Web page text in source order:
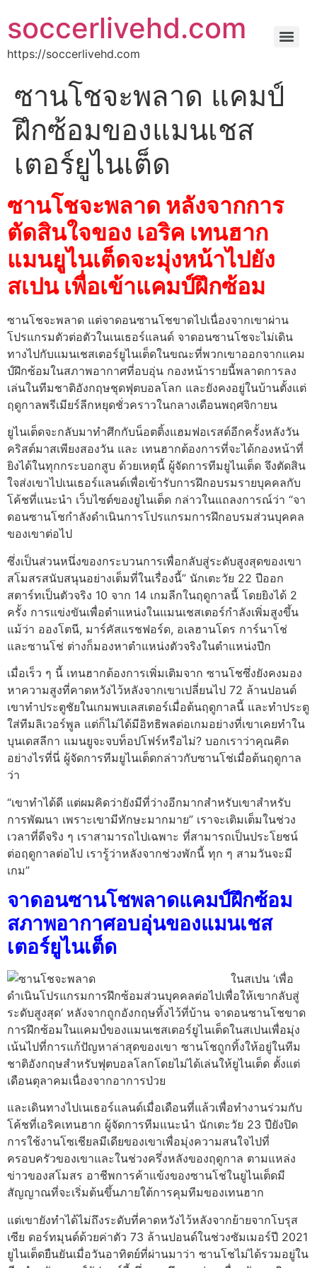
soccerlivehd.com
https://soccerlivehd.com
ซานโชจะพลาด แคมป์
ฝึกซ้อมของแมนเชส
เตอร์ยูไนเต็ด
ซานโชจะพลาด หลังจากการ
ตัดสินใจของ เอริค เทนฮาก
แมนยูไนเต็ดจะมุ่งหน้าไปยัง
สเปน เพื่อเข้าแคมป์ฝึกซ้อม
ซานโชจะพลาด แต่จาดอนซานโชขาดไปเนื่องจากเขาผ่าน
โปรแกรมตัวต่อตัวในเนเธอร์แลนด์ จาดอนซานโชจะไม่เดิน
ทางไปกับแมนเชสเตอร์ยูไนเต็ดในขณะที่พวกเขาออกจากแคม
ป์ฝึกซ้อมในสภาพอากาศที่อบอุ่น กองหน้ารายนี้พลาดการลง
เล่นในทีมชาติอังกฤษชุดฟุตบอลโลก และยังคงอยู่ในบ้านตั้งแต่
ฤดูกาลพรีเมียร์ลีกหยุดชั่วคราวในกลางเดือนพฤศจิกายน
ยูไนเต็ดจะกลับมาทำศึกกับน็อตติ้งแฮมฟอเรสต์อีกครั้งหลังวัน
คริสต์มาสเพียงสองวัน และ เทนฮากต้องการที่จะได้กองหน้าที่
ยิงได้ในทุกกระบอกสูบ ด้วยเหตุนี้ ผู้จัดการทีมยูไนเต็ด จึงตัดสิน
ใจส่งเขาไปเนเธอร์แลนด์เพื่อเข้ารับการฝึกอบรมรายบุคคลกับ
โค้ชที่แนะนำ เว็บไซต์ของยูไนเต็ด กล่าวในแถลงการณ์ว่า “จา
ดอนซานโชกำลังดำเนินการโปรแกรมการฝึกอบรมส่วนบุคคล
ของเขาต่อไป
ซึ่งเป็นส่วนหนึ่งของกระบวนการเพื่อกลับสู่ระดับสูงสุดของเขา
สโมสรสนับสนุนอย่างเต็มที่ในเรื่องนี้” นักเตะวัย 22 ปีออก
สตาร์ทเป็นตัวจริง 10 จาก 14 เกมลีกในฤดูกาลนี้ โดยยิงได้ 2
ครั้ง การแข่งขันเพื่อตำแหน่งในแมนเชสเตอร์กำลังเพิ่มสูงขึ้น
แม้ว่า อองโตนี, มาร์คัสแรชฟอร์ด, อเลฮานโดร การ์นาโช่
และซานโช่ ต่างก็มองหาตำแหน่งตัวจริงในตำแหน่งปีก
เมื่อเร็ว ๆ นี้ เทนฮากต้องการเพิ่มเติมจาก ซานโชซึ่งยังคงมอง
หาความสูงที่คาดหวังไว้หลังจากเขาเปลี่ยนไป 72 ล้านปอนด์
เขาทำประตูชัยในเกมพบเลสเตอร์เมื่อต้นฤดูกาลนี้ และทำประตู
ใส่ทีมลิเวอร์พูล แต่ก็ไม่ได้มีอิทธิพลต่อเกมอย่างที่เขาเคยทำใน
บุนเดสลีกา แมนยูจะจบท็อปโฟร์หรือไม่? บอกเราว่าคุณคิด
อย่างไรที่นี่ ผู้จัดการทีมยูไนเต็ดกล่าวกับซานโช่เมื่อต้นฤดูกาล
ว่า
“เขาทำได้ดี แต่ผมคิดว่ายังมีที่ว่างอีกมากสำหรับเขาสำหรับ
การพัฒนา เพราะเขามีทักษะมากมาย” เราจะเติมเต็มในช่วง
เวลาที่ดีจริง ๆ เราสามารถไปเฉพาะ ที่สามารถเป็นประโยชน์
ต่อฤดูกาลต่อไป เรารู้ว่าหลังจากช่วงพักนี้ ทุก ๆ สามวันจะมี
เกม”
จาดอนซานโชพลาดแคมป์ฝึกซ้อม
สภาพอากาศอบอุ่นของแมนเชส
เตอร์ยูไนเต็ด
ในสเปน ‘เพื่อ
ดำเนินโปรแกรมการฝึกซ้อมส่วนบุคคลต่อไปเพื่อให้เขากลับสู่
ระดับสูงสุด’ หลังจากถูกอังกฤษทิ้งไว้ที่บ้าน จาดอนซานโชขาด
การฝึกซ้อมในแคมป์ของแมนเชสเตอร์ยูไนเต็ดในสเปนเพื่อมุ่ง
เน้นไปที่การแก้ปัญหาล่าสุดของเขา ซานโชถูกทิ้งให้อยู่ในทีม
ชาติอังกฤษสำหรับฟุตบอลโลกโดยไม่ได้เล่นให้ยูไนเต็ด ตั้งแต่
เดือนตุลาคมเนื่องจากอาการป่วย
และเดินทางไปเนเธอร์แลนด์เมื่อเดือนที่แล้วเพื่อทำงานร่วมกับ
โค้ชที่เอริคเทนฮาก ผู้จัดการทีมแนะนำ นักเตะวัย 23 ปียังปิด
การใช้งานโซเชียลมีเดียของเขาเพื่อมุ่งความสนใจไปที่
ครอบครัวของเขาและในช่วงครึ่งหลังของฤดูกาล ตามแหล่ง
ข่าวของสโมสร อาชีพการค้าแข้งของซานโช่ในยูไนเต็ดมี
สัญญาณที่จะเริ่มต้นขึ้นภายใต้การคุมทีมของเทนฮาก
แต่เขายังทำได้ไม่ถึงระดับที่คาดหวังไว้หลังจากย้ายจากโบรุส
เซีย ดอร์ทมุนด์ด้วยค่าตัว 73 ล้านปอนด์ในช่วงซัมเมอร์ปี 2021
ยูไนเต็ดยืนยันเมื่อวันอาทิตย์ที่ผ่านมาว่า ซานโชไม่ได้รวมอยู่ใน